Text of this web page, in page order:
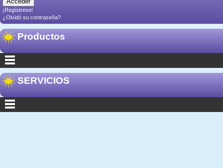
¡Regístrese!
¿Olvidó su contraseña?
Productos
SERVICIOS